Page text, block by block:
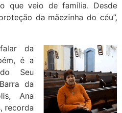
que veio de família. Desde
da mãezinha do céu”,
da
é a
Seu
da
Ana
recorda